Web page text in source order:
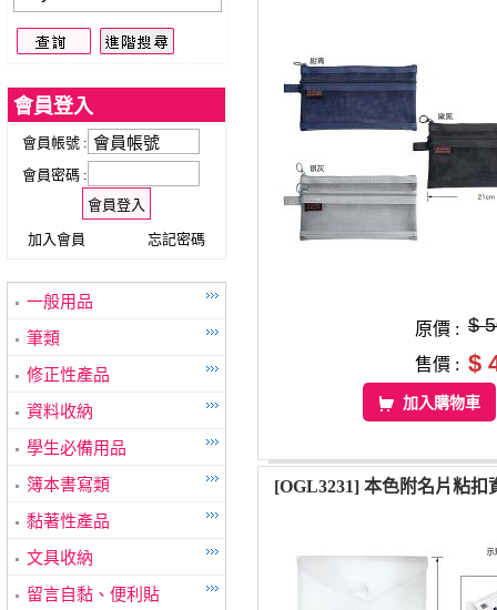
會員登入
會員帳號 :
會員密碼 :
加入會員 忘記密碼
一般用品
筆類
修正性產品
資料收納
學生必備用品
簿本書寫類
黏著性產品
文具收納
留言自黏、便利貼
原價 : $
售價 : $
加入購物車
[OGL3231] 本色附名片粘扣